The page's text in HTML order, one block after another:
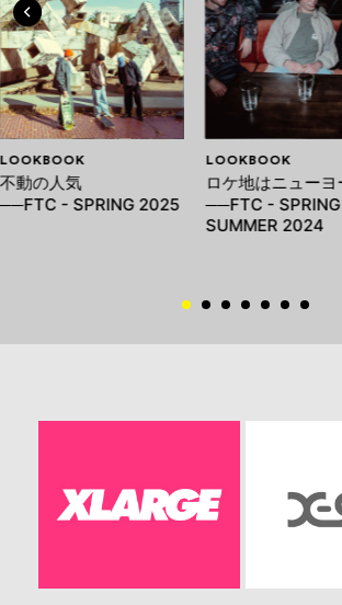
LOOKBOOK
不動の人気
──FTC - SPRING 2025
LOOKBOOK
ロケ地はニューヨ
──FTC -
SUMMER 2024